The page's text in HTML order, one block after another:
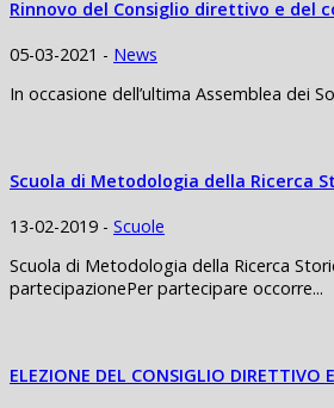
Rinnovo del Consiglio direttivo e del
05-03-2021 - News
In occasione dell’ultima Assemblea dei
Scuola di Metodologia della Ricerca
13-02-2019 - Scuole
Scuola di Metodologia della Ricerca
partecipazionePer partecipare occorre...
ELEZIONE DEL CONSIGLIO DIRETTIVO